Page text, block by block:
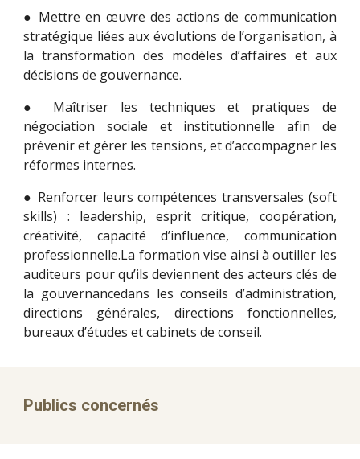
● Mettre en œuvre des actions de communication
stratégique liées aux évolutions de l’organisation, à
la transformation des modèles d’affaires et aux
décisions de gouvernance.
● Maîtriser les techniques et pratiques de
négociation sociale et institutionnelle afin de
prévenir et gérer les tensions, et d’accompagner les
réformes internes.
● Renforcer leurs compétences transversales (soft
skills) : leadership, esprit critique, coopération,
créativité, capacité d’influence, communication
professionnelle.La formation vise ainsi à outiller les
auditeurs pour qu’ils deviennent des acteurs clés de
la gouvernancedans les conseils d’administration,
directions générales, directions fonctionnelles,
bureaux d’études et cabinets de conseil.
Publics concernés